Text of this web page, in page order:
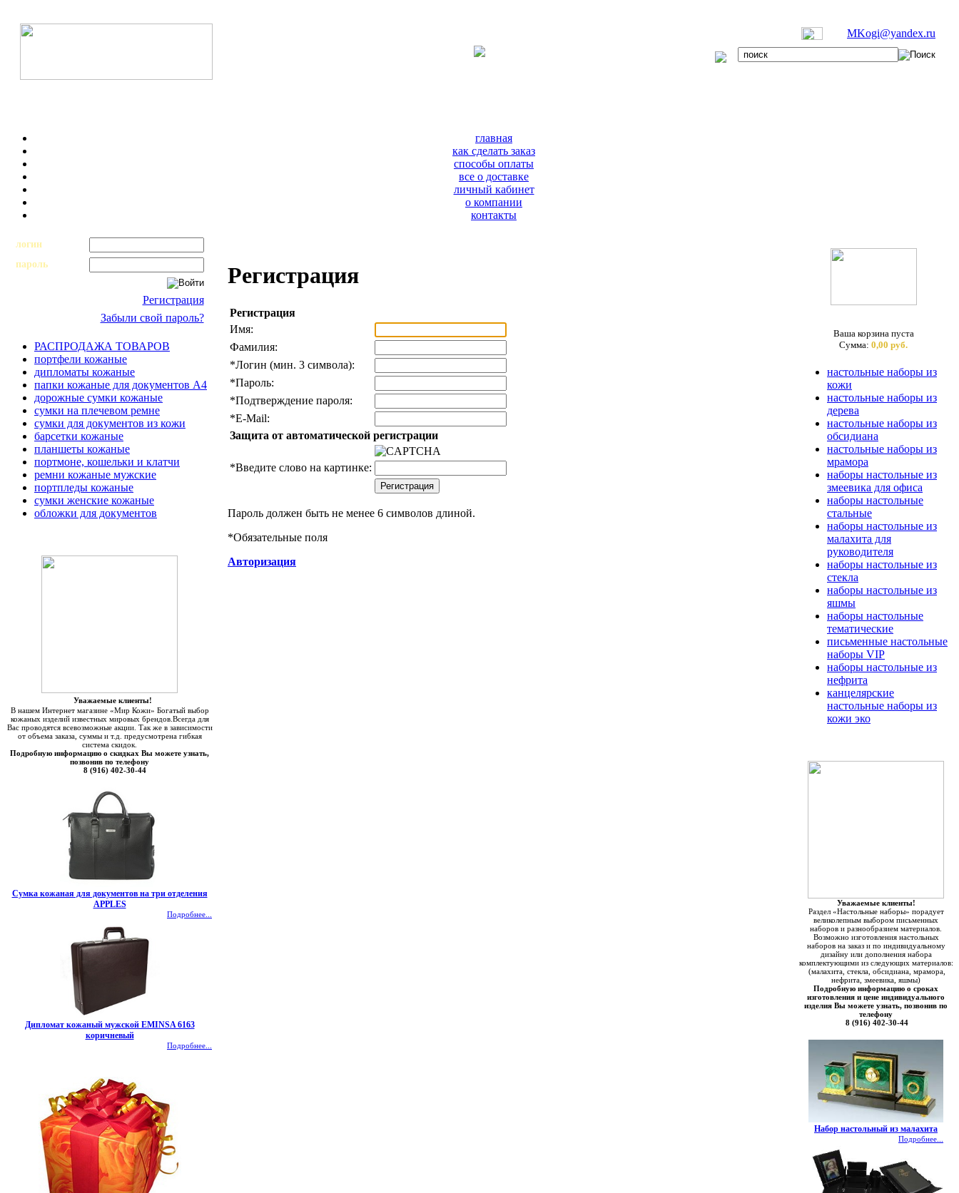
MKogi@yandex.ru
главная
как сделать заказ
способы оплаты
все о доставке
личный кабинет
о компании
контакты
логин
пароль
Регистрация
Забыли свой пароль?
РАСПРОДАЖА ТОВАРОВ
портфели кожаные
дипломаты кожаные
папки кожаные для документов А4
дорожные сумки кожаные
сумки на плечевом ремне
сумки для документов из кожи
барсетки кожаные
планшеты кожаные
портмоне, кошельки и клатчи
ремни кожаные мужские
портпледы кожаные
сумки женские кожаные
обложки для документов
Уважаемые клиенты!
В нашем Интернет магазине «Мир Кожи» Богатый выбор
кожаных изделий известных мировых брендов.Всегда для
Вас проводятся всевозможные акции. Так же в зависимости
от объема заказа, суммы и т.д. предусмотрена гибкая
система скидок.
Подробную информацию о скидках Вы можете узнать,
позвонив по телефону
8 (916) 402-30-44
Сумка кожаная для документов на три отделения
APPLES
Подробнее...
Дипломат кожаный мужской EMINSA 6163
коричневый
Подробнее...
Регистрация
Регистрация
Имя:
Фамилия:
*Логин (мин. 3 символа):
*Пароль:
*Подтверждение пароля:
*E-Mail:
Защита от автоматической регистрации
*Введите слово на картинке:
Пароль должен быть не менее 6 символов длиной.
*Обязательные поля
Авторизация
Ваша корзина пуста
Сумма: 0,00 руб.
настольные наборы из
кожи
настольные наборы из
дерева
настольные наборы из
обсидиана
настольные наборы из
мрамора
наборы настольные из
змеевика для офиса
наборы настольные
стальные
наборы настольные из
малахита для
руководителя
наборы настольные из
стекла
наборы настольные из
яшмы
наборы настольные
тематические
письменные настольные
наборы VIP
наборы настольные из
нефрита
канцелярские
настольные наборы из
кожи эко
Уважаемые клиенты!
Раздел «Настольные наборы» порадует
великолепным выбором письменных
наборов и разнообразием материалов.
Возможно изготовления настольных
наборов на заказ и по индивидуальному
дизайну или дополнения набора
комплектующими из следующих материалов:
(малахита, стекла, обсидиана, мрамора,
нефрита, змеевика, яшмы)
Подробную информацию о сроках
изготовления и цене индивидуального
изделия Вы можете узнать, позвонив по
телефону
8 (916) 402-30-44
Набор настольный из малахита
Подробнее...